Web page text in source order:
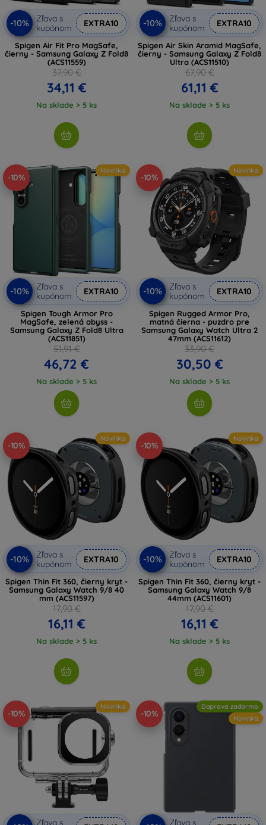
-10%
Zľava s
kupónom
EXTRA10
Spigen Air Fit Pro MagSafe,
čierny - Samsung Galaxy Z Fold8
(ACS11559)
37,90 €
34,11 €
Na sklade > 5 ks
-10%
Zľava s
kupónom
EXTRA10
Spigen Air Skin Aramid MagSafe,
čierny - Samsung Galaxy Z Fold8
Ultra (ACS11510)
67,90 €
61,11 €
Na sklade > 5 ks
-10%
Novinka
-10%
Zľava s
kupónom
EXTRA10
Spigen Tough Armor Pro
MagSafe, zelená abyss -
Samsung Galaxy Z Fold8 Ultra
(ACS11851)
51,91 €
46,72 €
Na sklade > 5 ks
-10%
Novinka
-10%
Zľava s
kupónom
EXTRA10
Spigen Rugged Armor Pro,
matná čierna - puzdro pre
Samsung Galaxy Watch Ultra 2
47mm (ACS11612)
33,90 €
30,50 €
Na sklade > 5 ks
-10%
Novinka
-10%
Zľava s
kupónom
EXTRA10
Spigen Thin Fit 360, čierny kryt -
Samsung Galaxy Watch 9/8 40
mm (ACS11597)
17,90 €
16,11 €
Na sklade > 5 ks
-10%
Novinka
-10%
Zľava s
kupónom
EXTRA10
Spigen Thin Fit 360, čierny kryt -
Samsung Galaxy Watch 9/8
44mm (ACS11601)
17,90 €
16,11 €
Na sklade > 5 ks
-10%
Novinka
Zľava s
-10%
Doprava zadarmo
Novinka
Zľava s